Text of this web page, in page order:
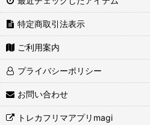
特定商取引法表示
ご利用案内
プライバシーポリシー
お問い合わせ
トレカフリマアプリmagi